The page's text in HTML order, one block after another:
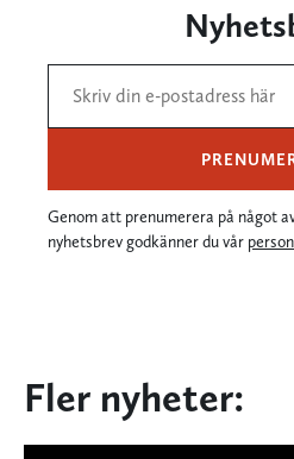
Genom att prenumerera på något
nyhetsbrev godkänner du vår
Fler nyheter: